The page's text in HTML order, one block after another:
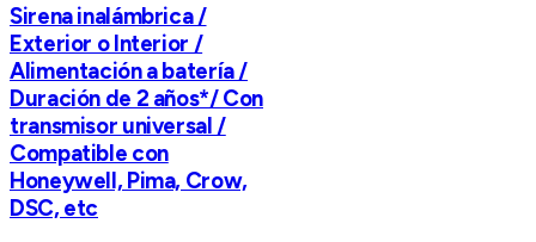
Sirena inalámbrica /
Exterior o Interior /
Alimentación a batería /
Duración de 2 años*/ Con
transmisor universal /
Compatible con
Honeywell, Pima, Crow,
DSC, etc